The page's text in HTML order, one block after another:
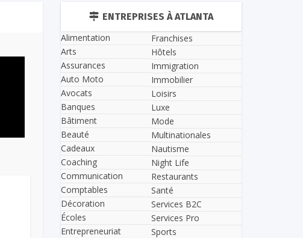
ENTREPRISES À ATLANTA
Alimentation
Arts
Assurances
Auto Moto
Avocats
Banques
Bâtiment
Beauté
Cadeaux
Coaching
Communication
Comptables
Décoration
Écoles
Entrepreneuriat
Franchises
Hôtels
Immigration
Immobilier
Loisirs
Luxe
Mode
Multinationales
Nautisme
Night Life
Restaurants
Santé
Services B2C
Services Pro
Sports